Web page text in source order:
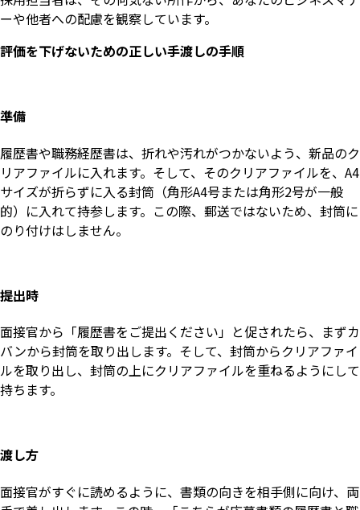
ーや他者への配慮を観察しています。
評価を下げないための正しい手渡しの手順
準備
履歴書や職務経歴書は、折れや汚れがつかないよう、新品のク
リアファイルに入れます。そして、そのクリアファイルを、A4
サイズが折らずに入る封筒（角形A4号または角形2号が一般
的）に入れて持参します。この際、郵送ではないため、封筒に
のり付けはしません。
提出時
面接官から「履歴書をご提出ください」と促されたら、まずカ
バンから封筒を取り出します。そして、封筒からクリアファイ
ルを取り出し、封筒の上にクリアファイルを重ねるようにして
持ちます。
渡し方
面接官がすぐに読めるように、書類の向きを相手側に向け、両